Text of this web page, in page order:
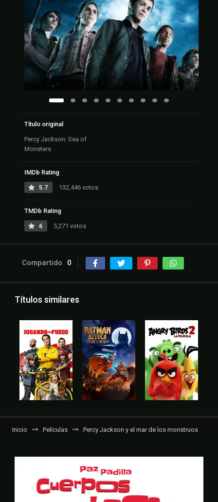
Título original
Percy Jackson: Sea of
Monsters
IMDb Rating
5.7 132,446 votos
TMDb Rating
6 5,271 votos
Compartido 0
Títulos similares
Inicio Películas Percy Jackson y el mar de los monstruos